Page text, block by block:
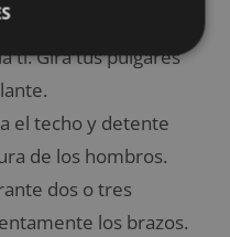
descansando a los
ti. Gira tus pulgares
el techo y detente
de los hombros.
dos o tres
los brazos.